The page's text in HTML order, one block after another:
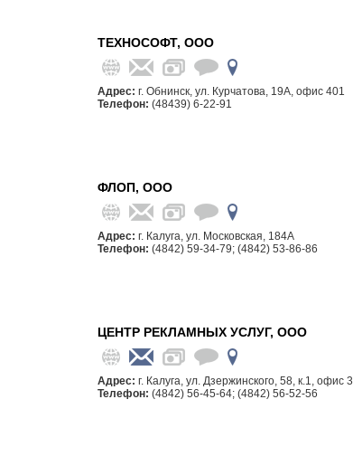
ТЕХНОСОФТ, ООО
Адрес: г. Обнинск, ул. Курчатова, 19А, офис 401
Телефон: (48439) 6-22-91
ФЛОП, ООО
Адрес: г. Калуга, ул. Московская, 184А
Телефон: (4842) 59-34-79; (4842) 53-86-86
ЦЕНТР РЕКЛАМНЫХ УСЛУГ, ООО
Адрес: г. Калуга, ул. Дзержинского, 58, к.1, офис 3
Телефон: (4842) 56-45-64; (4842) 56-52-56